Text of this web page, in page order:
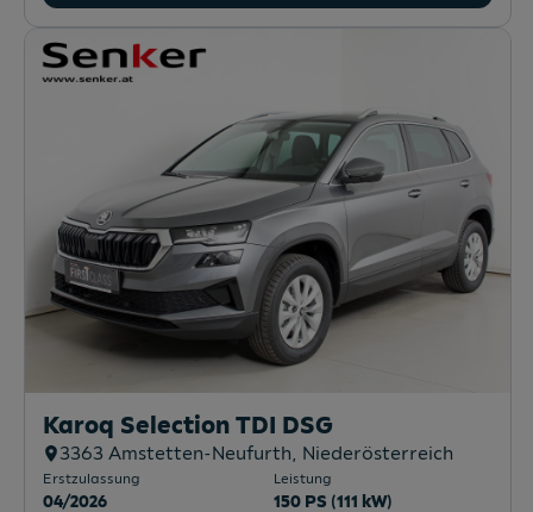
Karoq Selection TDI DSG
3363 Amstetten-Neufurth, Niederösterreich
Erstzulassung
04/2026
Leistung
150 PS (111 kW)